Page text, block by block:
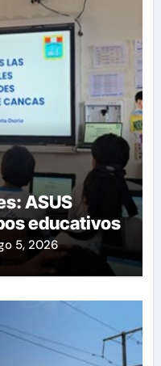
ASUS
educativos
5, 2026